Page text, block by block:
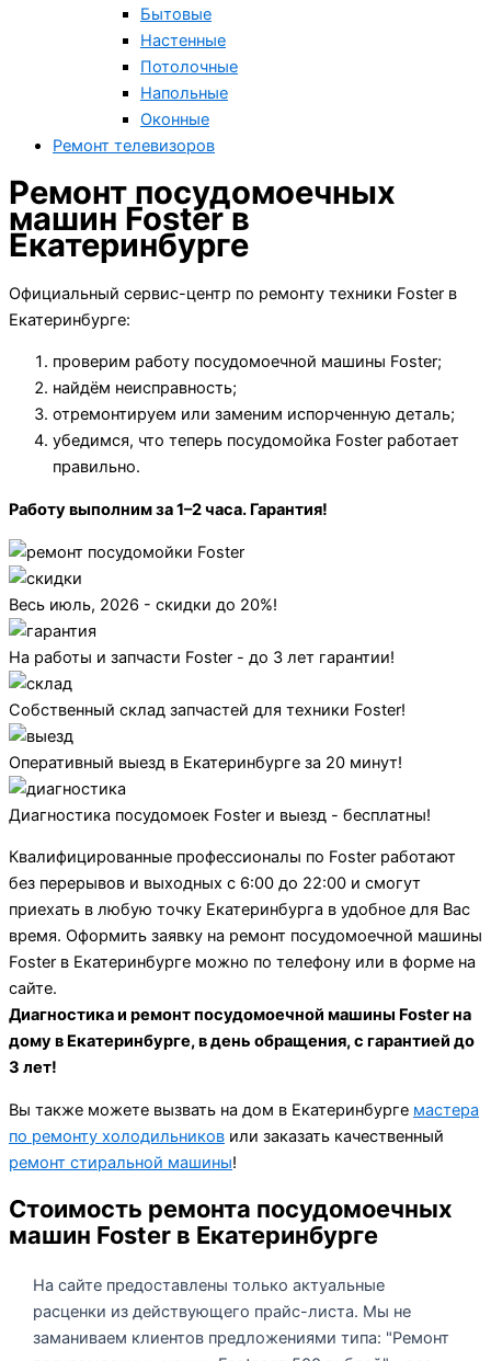
Бытовые
Настенные
Потолочные
Напольные
Оконные
Ремонт телевизоров
Ремонт посудомоечных
машин Foster в
Екатеринбурге
Официальный сервис-центр по ремонту техники Foster в
Екатеринбурге:
проверим работу посудомоечной машины Foster;
найдём неисправность;
отремонтируем или заменим испорченную деталь;
убедимся, что теперь посудомойка Foster работает
правильно.
Работу выполним за 1–2 часа. Гарантия!
Весь июль, 2026 - скидки до 20%!
На работы и запчасти Foster - до 3 лет гарантии!
Собственный склад запчастей для техники Foster!
Оперативный выезд в Екатеринбурге за 20 минут!
Диагностика посудомоек Foster и выезд - бесплатны!
Квалифицированные профессионалы по Foster работают
без перерывов и выходных с 6:00 до 22:00 и смогут
приехать в любую точку Екатеринбурга в удобное для Вас
время. Оформить заявку на ремонт посудомоечной машины
Foster в Екатеринбурге можно по телефону или в форме на
сайте.
Диагностика и ремонт посудомоечной машины Foster на
дому в Екатеринбурге, в день обращения, с гарантией до
3 лет!
Вы также можете вызвать на дом в Екатеринбурге мастера
по ремонту холодильников или заказать качественный
ремонт стиральной машины!
Стоимость ремонта посудомоечных
машин Foster в Екатеринбурге
На сайте предоставлены только актуальные
расценки из действующего прайс-листа. Мы не
заманиваем клиентов предложениями типа: "Ремонт